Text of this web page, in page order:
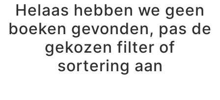
Helaas hebben we geen
boeken gevonden, pas de
gekozen filter of
sortering aan